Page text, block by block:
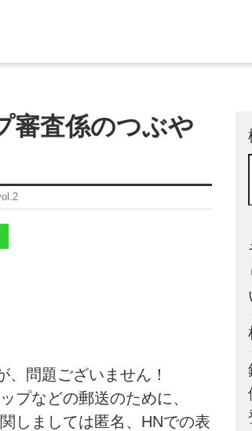
審査係のつぶや
問題ございません！
プなどの郵送のために、
しましては匿名、HNでの表